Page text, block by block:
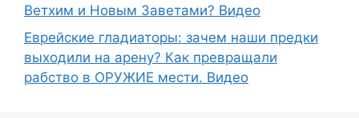
Ветхим и Новым Заветами? Видео
Еврейские гладиаторы: зачем наши предки
выходили на арену? Как превращали
рабство в ОРУЖИЕ мести. Видео